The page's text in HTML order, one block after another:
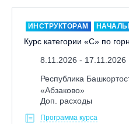
ИНСТРУКТОРАМ
Курс категории «С» по
8.11.2026 - 17.11.2026
Республика
«Абзаково»
Доп. расходы
Программа курса